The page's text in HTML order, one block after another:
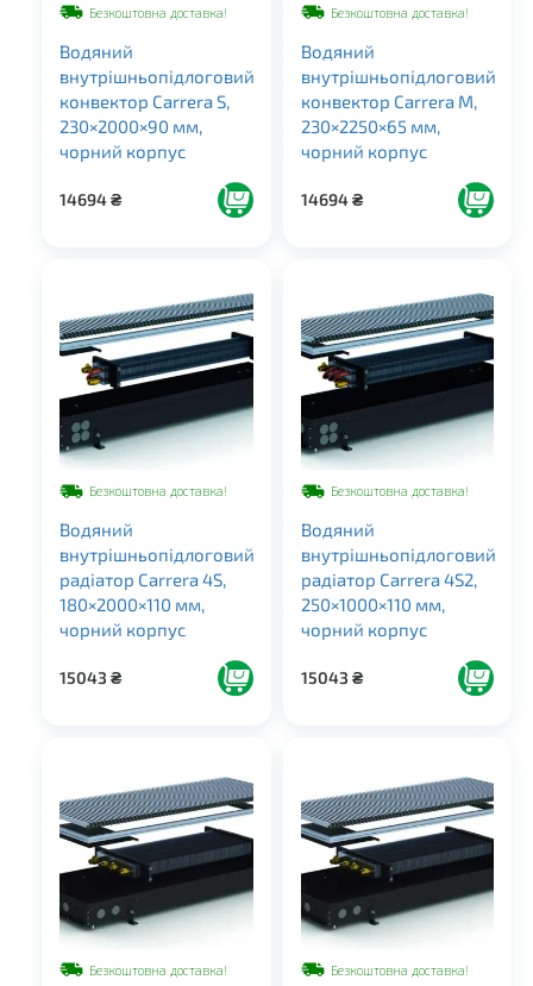
Безкоштовна доставка!
Водяний
внутрішньопідлоговий
конвектор Carrera S,
230×2000×90 мм,
чорний корпус
14694₴
Безкоштовна доставка!
Водяний
внутрішньопідлоговий
конвектор Carrera M,
230×2250×65 мм,
чорний корпус
14694₴
Безкоштовна доставка!
Водяний
внутрішньопідлоговий
радіатор Carrera 4S,
180×2000×110 мм,
чорний корпус
15043 ₴
Безкоштовна доставка!
Водяний
внутрішньопідлоговий
радіатор Carrera 4S2,
250×1000×110 мм,
чорний корпус
15043 ₴
Безкоштовна доставка! Безкоштовна доставка!